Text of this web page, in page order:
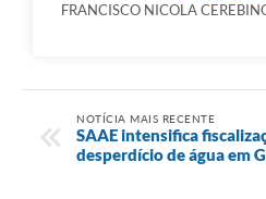
FRANCISCO NICOLA
NOTÍCIA MAIS RECENTE
SAAE intensifica
desperdício de água em